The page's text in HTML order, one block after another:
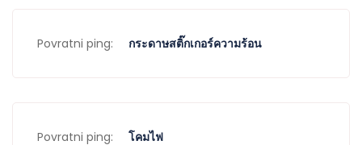
Povratni ping: กระดาษสติ๊กเกอร์ความร้อน
Povratni ping: โคมไฟ